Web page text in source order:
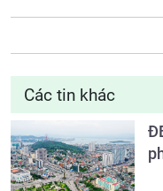
Các tin khác